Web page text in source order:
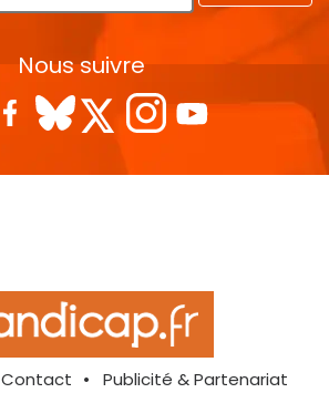
Nous suivre
Contact
Publicité & Partenariat